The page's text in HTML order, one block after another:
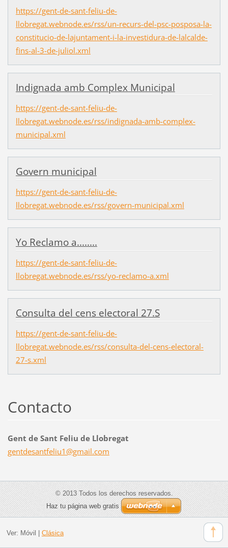
https://gent-de-sant-feliu-de-
llobregat.webnode.es/rss/un-recurs-del-psc-posposa-la-
constitucio-de-lajuntament-i-la-investidura-de-lalcalde-
fins-al-3-de-juliol.xml
Indignada amb Complex Municipal
https://gent-de-sant-feliu-de-
llobregat.webnode.es/rss/indignada-amb-complex-
municipal.xml
Govern municipal
https://gent-de-sant-feliu-de-
llobregat.webnode.es/rss/govern-municipal.xml
Yo Reclamo a........
https://gent-de-sant-feliu-de-
llobregat.webnode.es/rss/yo-reclamo-a.xml
Consulta del cens electoral 27.S
https://gent-de-sant-feliu-de-
llobregat.webnode.es/rss/consulta-del-cens-electoral-
27-s.xml
Contacto
Gent de Sant Feliu de Llobregat
gentdesantfeliu1@gmail.com
© 2013 Todos los derechos reservados.
Haz tu página web gratis
Ver: Móvil Clásica